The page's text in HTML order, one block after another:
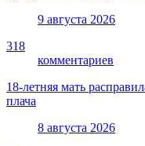
9 августа 2026
318
комментариев
18-летняя мать
плача
8 августа 2026